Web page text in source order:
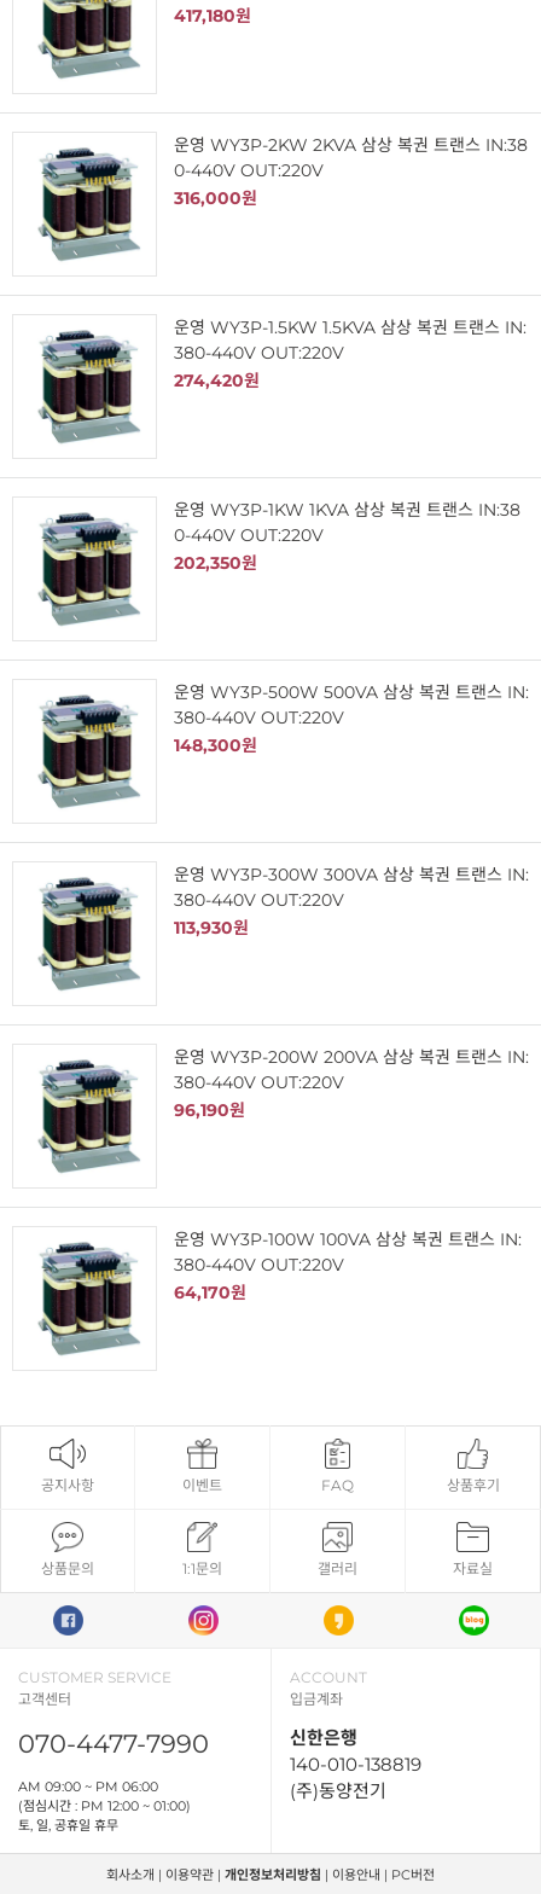
417,180원
운영 WY3P-2KW 2KVA 삼상 복권 트랜스 IN:38
0-440V OUT:220V
316,000원
운영 WY3P-1.5KW 1.5KVA 삼상 복권 트랜스 IN:
380-440V OUT:220V
274,420원
운영 WY3P-1KW 1KVA 삼상 복권 트랜스 IN:38
0-440V OUT:220V
202,350원
운영 WY3P-500W 500VA 삼상 복권 트랜스 IN:
380-440V OUT:220V
148,300원
운영 WY3P-300W 300VA 삼상 복권 트랜스 IN:
380-440V OUT:220V
113,930원
운영 WY3P-200W 200VA 삼상 복권 트랜스 IN:
380-440V OUT:220V
96,190원
운영 WY3P-100W 100VA 삼상 복권 트랜스 IN:
380-440V OUT:220V
64,170원
공지사항 이벤트 FAQ 상품후기
상품문의 1:1문의 갤러리 자료실
CUSTOMER SERVICE
고객센터
070-4477-7990
AM 09:00 ~ PM 06:00
(점심시간 : PM 12:00 ~ 01:00)
토, 일, 공휴일 휴무
ACCOUNT
입금계좌
신한은행
140-010-138819
(주)동양전기
회사소개 | 이용약관 | 개인정보처리방침 | 이용안내 | PC버전